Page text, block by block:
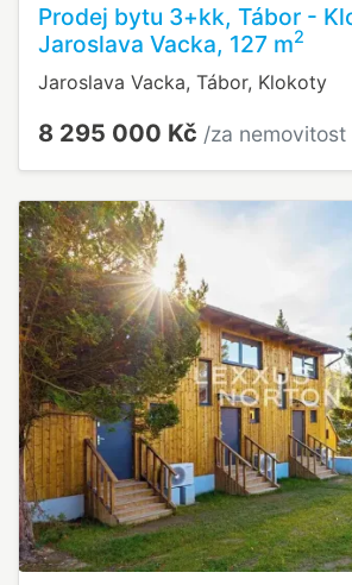
Prodej bytu 3+kk, Tábor -
Jaroslava Vacka, 127 m2
Jaroslava Vacka, Tábor, Klokoty
8 295 000 Kč /za nemovitost